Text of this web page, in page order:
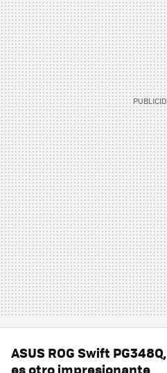
ASUS ROG Swift PG348Q,
es otro impresionante